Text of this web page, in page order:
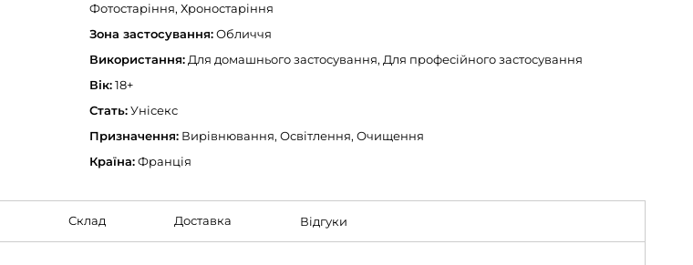
Фотостаріння, Хроностаріння
Зона застосування:Обличчя
Використання: Для домашнього застосування, Для професійного застосування
Вік:18+
Стать:Унісекс
Призначення: Вирівнювання, Освітлення, Очищення
Країна:Франція
Склад Доставка Відгуки